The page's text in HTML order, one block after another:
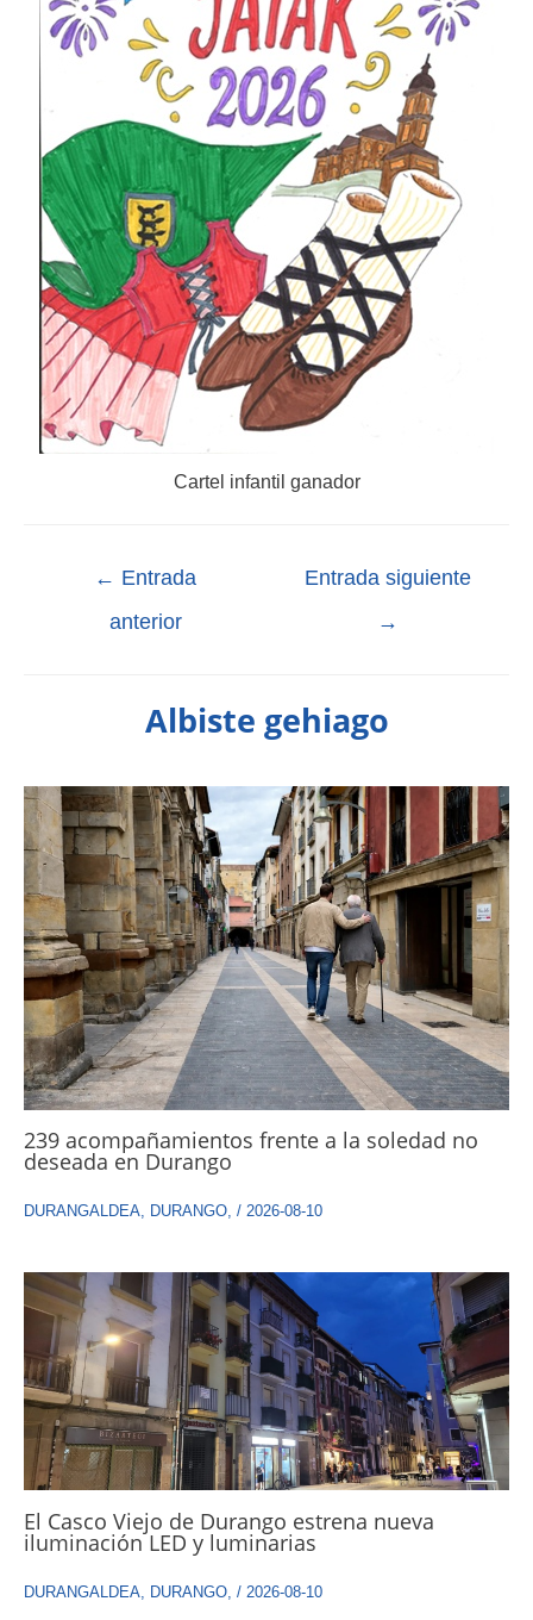
Cartel infantil ganador
← Entrada
anterior
Entrada siguiente
→
Albiste gehiago
239 acompañamientos frente a la soledad no
deseada en Durango
DURANGALDEA, DURANGO, / 2026-08-10
El Casco Viejo de Durango estrena nueva
iluminación LED y luminarias
DURANGALDEA, DURANGO, / 2026-08-10